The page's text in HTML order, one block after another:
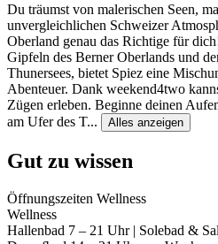
Du träumst von malerischen Seen,
unvergleichlichen Schweizer
Oberland genau das Richtige für
Gipfeln des Berner Oberlands und
Thunersees, bietet Spiez eine
Abenteuer. Dank weekend4two
Zügen erleben. Beginne deinen
am Ufer des T... Alles anzeigen
Gut zu wissen
Öffnungszeiten Wellness
Wellness
Hallenbad 7 – 21 Uhr | Solebad &